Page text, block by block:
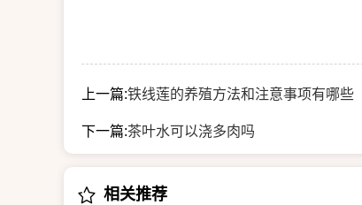
上一篇:铁线莲的养殖方法和注意事项有哪些
下一篇:茶叶水可以浇多肉吗
相关推荐